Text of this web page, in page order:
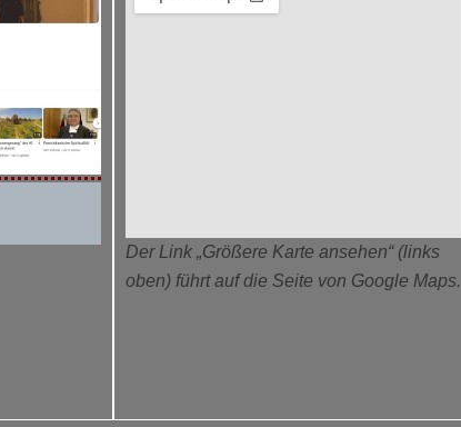
Der Link „Größere Karte ansehen“ (links
oben) führt auf die Seite von Google Maps.